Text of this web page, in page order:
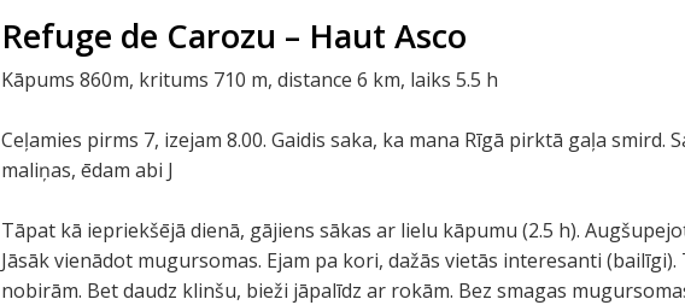
Refuge de Carozu – Haut Asco
Kāpums 860m, kritums 710 m, distance 6 km, laiks 5.5 h
Ceļamies pirms 7, izejam 8.00. Gaidis saka, ka mana Rīgā pirktā gaļa smird.
maliņas, ēdam abi J
Tāpat kā iepriekšējā dienā, gājiens sākas ar lielu kāpumu (2.5 h).
Jāsāk vienādot mugursomas. Ejam pa kori, dažās vietās interesanti
nobirām. Bet daudz klinšu, bieži jāpalīdz ar rokām. Bez smagas